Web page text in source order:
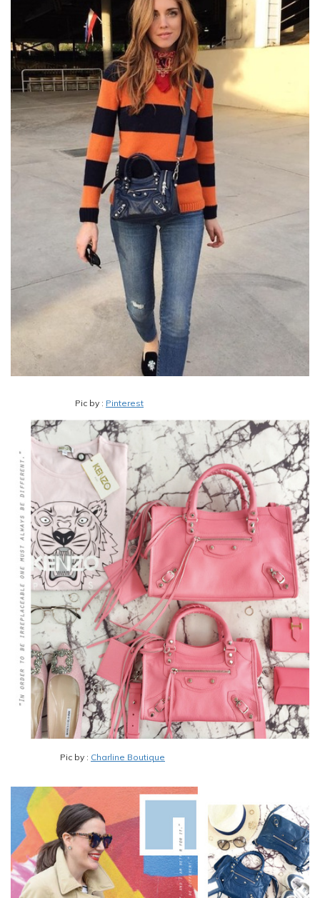
Pic by : Pinterest
Pic by : Charline Boutique